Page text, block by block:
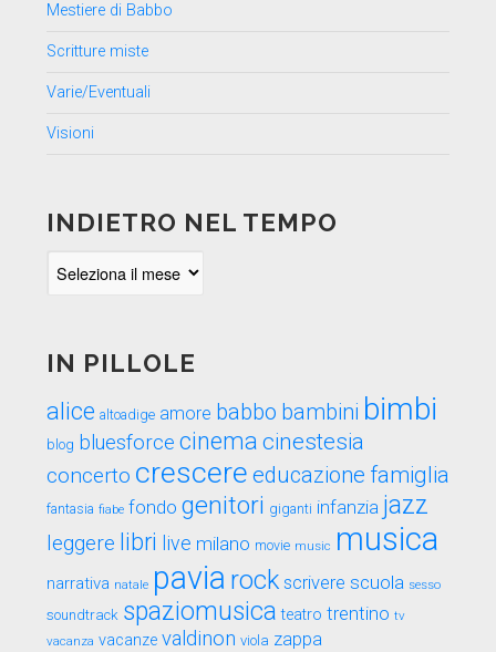
Mestiere di Babbo
Scritture miste
Varie/Eventuali
Visioni
INDIETRO NEL TEMPO
IN PILLOLE
alice altoadige amore babbo bambini bimbi
blog bluesforce cinema cinestesia
concerto crescere educazione famiglia
fantasia fiabe fondo genitori giganti infanzia jazz
leggere libri live milano movie music musica
narrativa natale pavia rock scrivere scuola sesso
soundtrack spaziomusica teatro trentino tv
vacanza vacanze valdinon viola zappa